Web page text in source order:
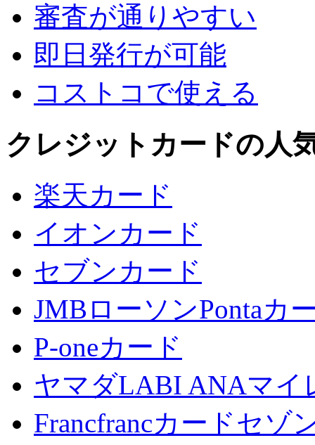
審査が通りやすい
即日発行が可能
コストコで使える
クレジットカードの人
楽天カード
イオンカード
セブンカード
JMBローソンPontaカ
P-oneカード
ヤマダLABI ANAマイ
Francfrancカードセゾ